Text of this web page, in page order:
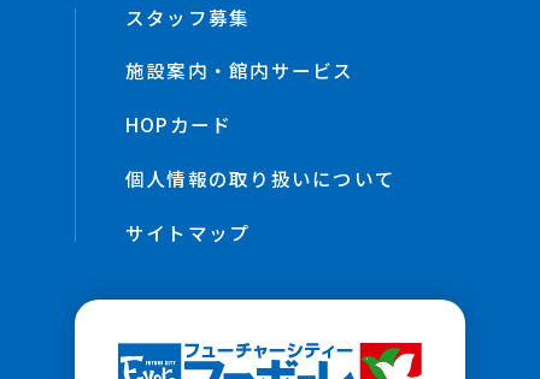
スタッフ募集
施設案内・館内サービス
HOPカード
個人情報の取り扱いについて
サイトマップ